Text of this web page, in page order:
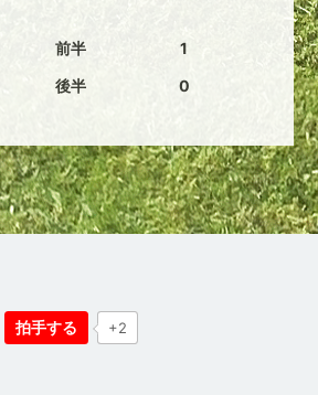
前半
後半
1
0
拍手する +2